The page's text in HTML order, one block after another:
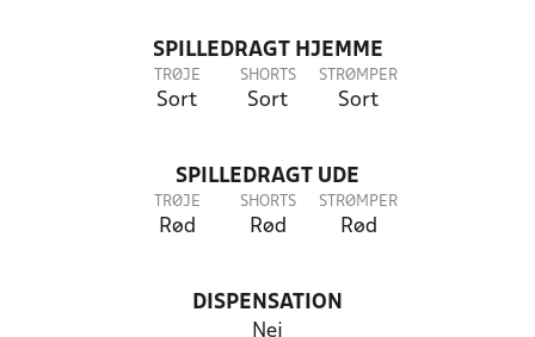
SPILLEDRAGT HJEMME
TRØJE
Sort
SHORTS
Sort
STRØMPER
Sort
SPILLEDRAGT UDE
TRØJE
Rød
SHORTS
Rød
STRØMPER
Rød
DISPENSATION
Nej